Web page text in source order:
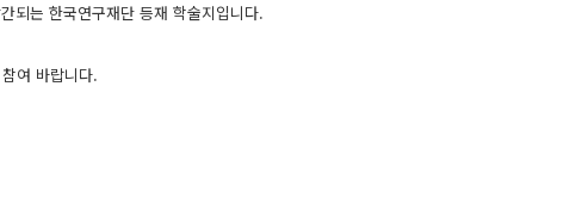
는 한국연구재단 등재 학술지입니다.
여 바랍니다.